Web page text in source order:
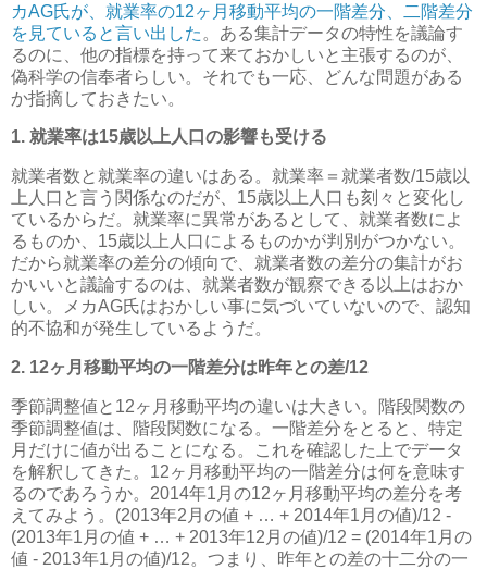
カAG氏が、就業率の12ヶ月移動平均の一階差分、二階差分
を見ていると言い出した 。ある集計データの特性を議論す
るのに、他の指標を持って来ておかしいと主張するのが、
偽科学の信奉者らしい。それでも一応、どんな問題がある
か指摘しておきたい。
1. 就業率は15歳以上人口の影響も受ける
就業者数と就業率の違いはある。就業率＝就業者数/15歳以
上人口と言う関係なのだが、15歳以上人口も刻々と変化し
ているからだ。就業率に異常があるとして、就業者数によ
るものか、15歳以上人口によるものかが判別がつかない。
だから就業率の差分の傾向で、就業者数の差分の集計がお
かいいと議論するのは、就業者数が観察できる以上はおか
しい。メカAG氏はおかしい事に気づいていないので、認知
的不協和が発生しているようだ。
2. 12ヶ月移動平均の一階差分は昨年との差/12
季節調整値と12ヶ月移動平均の違いは大きい。階段関数の
季節調整値は、階段関数になる。一階差分をとると、特定
月だけに値が出ることになる。これを確認した上でデータ
を解釈してきた。12ヶ月移動平均の一階差分は何を意味す
るのであろうか。2014年1月の12ヶ月移動平均の差分を考
えてみよう。(2013年2月の値 + … + 2014年1月の値)/12 -
(2013年1月の値 + … + 2013年12月の値)/12 = (2014年1月の
値 - 2013年1月の値)/12。つまり、昨年との差の十二分の一